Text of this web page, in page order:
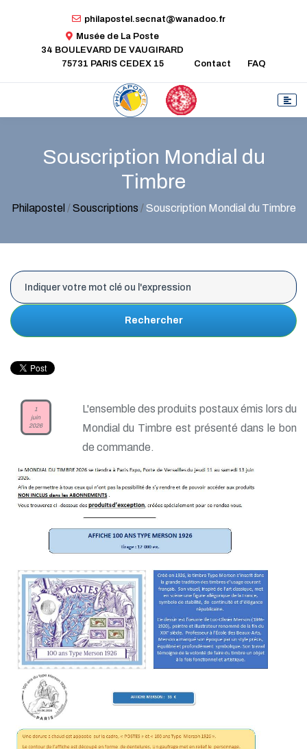
philapostel.secnat@wanadoo.fr
Musée de La Poste
34 BOULEVARD DE VAUGIRARD
75731 PARIS CEDEX 15
Contact FAQ
Souscription Mondial du
Timbre
Philapostel /Souscriptions /Souscription Mondial du Timbre
Rechercher
1
juin
2026
L'ensemble des produits postaux émis lors du
Mondial du Timbre est présenté dans le bon
de commande.